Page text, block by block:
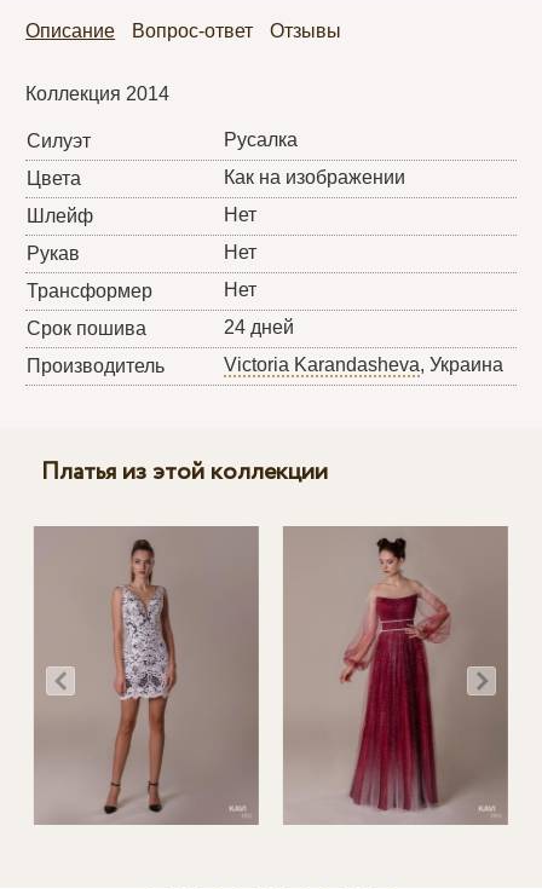
Описание Вопрос-ответ Отзывы
Коллекция 2014
Силуэт
Русалка
Цвета
Как на изображении
Шлейф
Нет
Рукав
Нет
Трансформер
Нет
Срок пошива
24 дней
Производитель
Victoria Karandasheva, Украина
Платья из этой коллекции